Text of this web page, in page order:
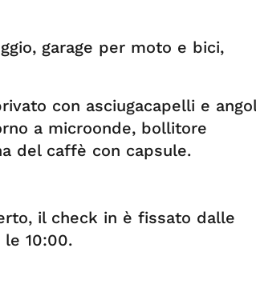
garage per moto e bici,
con asciugacapelli e
a microonde, bollitore
del caffè con capsule.
il check in è fissato dalle
10:00.